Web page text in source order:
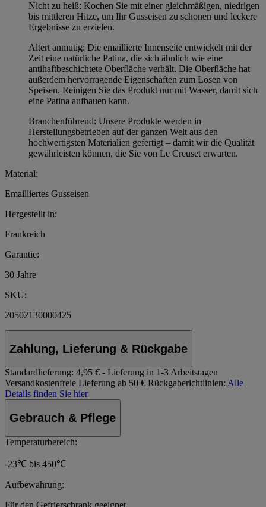
Nicht zu heiß: Kochen Sie mit einer gleichmäßigen, niedrigen
bis mittleren Hitze, um Ihr Gusseisen zu schonen und leckere
Ergebnisse zu erzielen.
Altert anmutig: Die emaillierte Innenseite entwickelt mit der
Zeit eine natürliche Patina, die sich ähnlich wie eine
antihaftbeschichtete Oberfläche verhält. Die Oberfläche hat
außerdem hervorragende Eigenschaften zum Lösen von
Speisen. Reinigen Sie das Produkt nur mit Wasser, damit sich
eine Patina aufbauen kann.
Branchenführend: Unsere Produkte werden in
Herstellungsbetrieben auf der ganzen Welt aus den
hochwertigsten Materialien gefertigt – damit wir die Qualität
gewährleisten können, die Sie von Le Creuset erwarten.
Material:
Emailliertes Gusseisen
Hergestellt in:
Frankreich
Garantie:
30 Jahre
SKU:
20502130000425
Zahlung, Lieferung & Rückgabe
Standardlieferung: 4,95 € - Lieferung in 1-3 Arbeitstagen
Versandkostenfreie Lieferung ab 50 € Rückgaberichtlinien: Alle
Details finden Sie hier
Gebrauch & Pflege
Temperaturbereich:
-23℃ bis 450℃
Aufbewahrung:
Für den Gefrierschrank geeignet